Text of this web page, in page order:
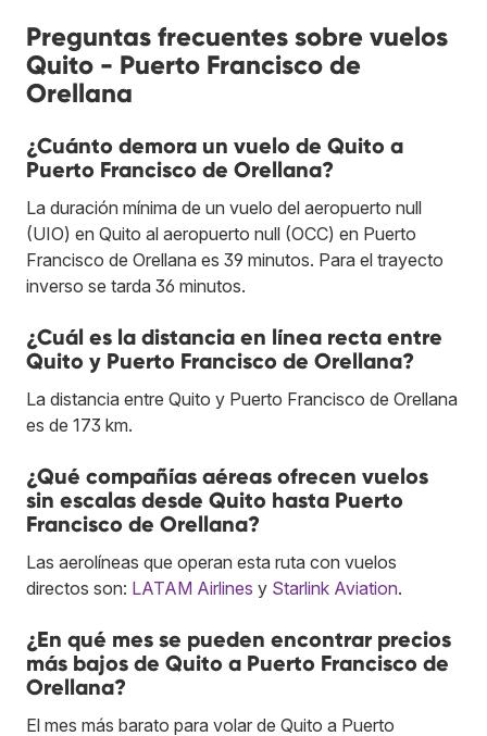
Preguntas frecuentes sobre vuelos
Quito - Puerto Francisco de
Orellana
¿Cuánto demora un vuelo de Quito a
Puerto Francisco de Orellana?
La duración mínima de un vuelo del aeropuerto null
(UIO) en Quito al aeropuerto null (OCC) en Puerto
Francisco de Orellana es 39 minutos. Para el trayecto
inverso se tarda 36 minutos.
¿Cuál es la distancia en línea recta entre
Quito y Puerto Francisco de Orellana?
La distancia entre Quito y Puerto Francisco de Orellana
es de 173 km.
¿Qué compañías aéreas ofrecen vuelos
sin escalas desde Quito hasta Puerto
Francisco de Orellana?
Las aerolíneas que operan esta ruta con vuelos
directos son: LATAM Airlines y Starlink Aviation.
¿En qué mes se pueden encontrar precios
más bajos de Quito a Puerto Francisco de
Orellana?
El mes más barato para volar de Quito a Puerto